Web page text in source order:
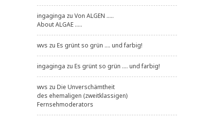
ingaginga zu Von ALGEN .....
About ALGAE .....
wvs zu Es grünt so grün .... und farbig!
ingaginga zu Es grünt so grün .... und farbig!
wvs zu Die Unverschämtheit
des ehemaligen (zweitklassigen)
Fernsehmoderators